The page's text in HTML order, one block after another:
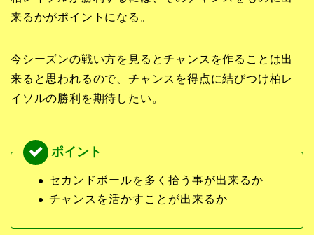
来るかがポイントになる。
今シーズンの戦い方を見るとチャンスを作ることは出
来ると思われるので、チャンスを得点に結びつけ柏レ
イソルの勝利を期待したい。
セカンドボールを多く拾う事が出来るか
チャンスを活かすことが出来るか